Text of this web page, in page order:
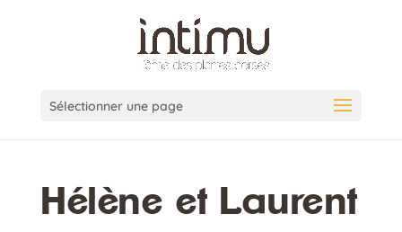
Sélectionner une page
Hélène et Laurent